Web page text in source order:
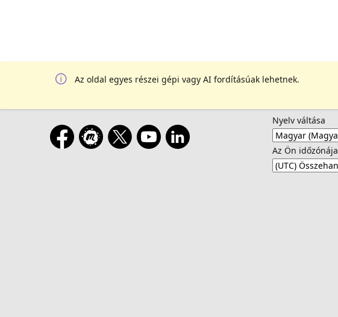
Az oldal egyes részei gépi vagy AI fordításúak lehetnek.
Nyelv váltása
Az Ön időzónája